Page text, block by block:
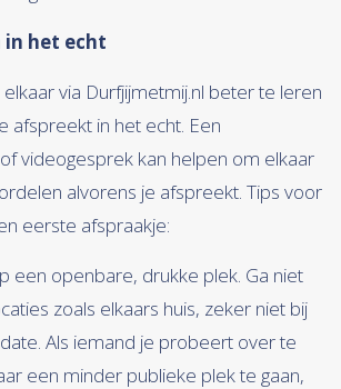
het echt
via Durfjijmetmij.nl beter te leren
afspreekt in het echt. Een
videogesprek kan helpen om elkaar
alvorens je afspreekt. Tips voor
eerste afspraakje:
een openbare, drukke plek. Ga niet
zoals elkaars huis, zeker niet bij
Als iemand je probeert over te
een minder publieke plek te gaan,